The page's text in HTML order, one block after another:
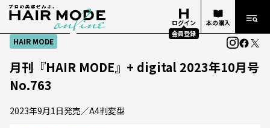
ログイン
会員登録
本の購入
HAIR MODE
月刊『HAIR MODE』+ digital 2023年10月号
No.763
2023年9月1日発売／A4判変型